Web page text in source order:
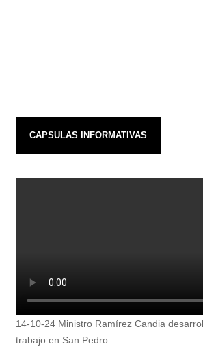
CAPSULAS INFORMATIVAS
14-10-24 Ministro Ramírez Candia
trabajo en San Pedro.